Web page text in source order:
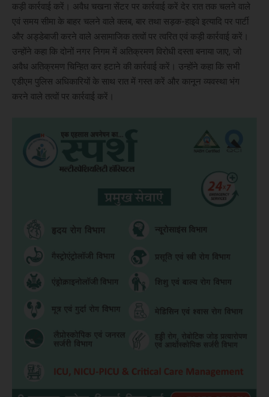
कड़ी कार्रवाई करें। अवैध चखना सेंटर पर कार्रवाई करें देर रात तक चलने वाले
एवं समय सीमा के बाहर चलने वाले क्लब, बार तथा सड़क-हाइवे इत्यादि पर पार्टी
और अड्डेबाजी करने वाले असामाजिक तत्वों पर त्वरित एवं कड़ी कार्रवाई करें।
उन्होंने कहा कि दोनों नगर निगम में अतिक्रमण विरोधी दस्ता बनाया जाए, जो
अवैध अतिक्रमण चिन्हित कर हटाने की कार्रवाई करें। उन्होंने कहा कि सभी
एडीएम पुलिस अधिकारियों के साथ रात में गस्त करें और कानून व्यवस्था भंग
करने वाले तत्वों पर कार्रवाई करें।